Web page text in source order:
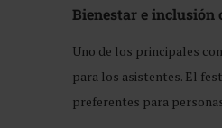
Bienestar e inclusión
Uno de los principales
para los asistentes. El
preferentes para